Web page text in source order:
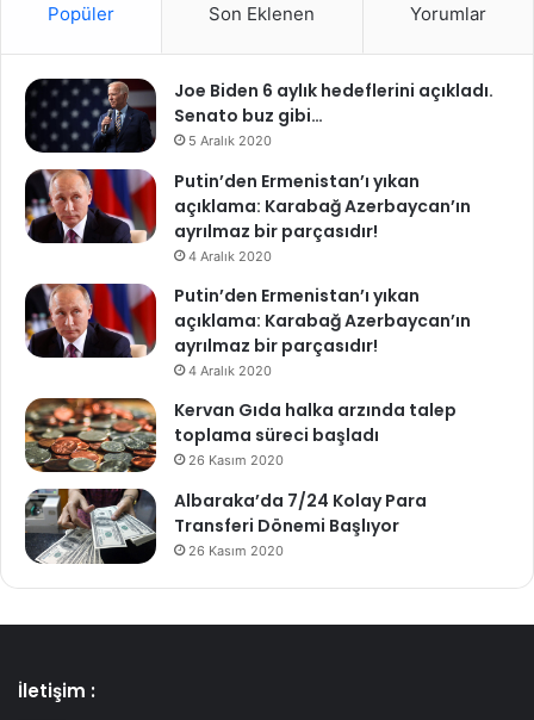
Popüler Son Eklenen Yorumlar
Joe Biden 6 aylık hedeflerini açıkladı.
Senato buz gibi…
5 Aralık 2020
Putin’den Ermenistan’ı yıkan
açıklama: Karabağ Azerbaycan’ın
ayrılmaz bir parçasıdır!
4 Aralık 2020
Putin’den Ermenistan’ı yıkan
açıklama: Karabağ Azerbaycan’ın
ayrılmaz bir parçasıdır!
4 Aralık 2020
Kervan Gıda halka arzında talep
toplama süreci başladı
26 Kasım 2020
Albaraka’da 7/24 Kolay Para
Transferi Dönemi Başlıyor
26 Kasım 2020
İletişim :